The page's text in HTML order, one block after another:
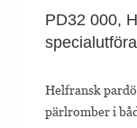
PD32 000,
Helfransk
pärlromber i